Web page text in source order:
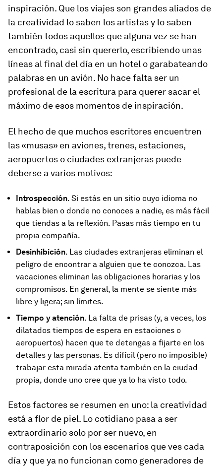
inspiración. Que los viajes son grandes aliados de
la creatividad lo saben los artistas y lo saben
también todos aquellos que alguna vez se han
encontrado, casi sin quererlo, escribiendo unas
líneas al final del día en un hotel o garabateando
palabras en un avión. No hace falta ser un
profesional de la escritura para querer sacar el
máximo de esos momentos de inspiración.
El hecho de que muchos escritores encuentren
las «musas» en aviones, trenes, estaciones,
aeropuertos o ciudades extranjeras puede
deberse a varios motivos:
Introspección. Si estás en un sitio cuyo idioma no
hablas bien o donde no conoces a nadie, es más fácil
que tiendas a la reflexión. Pasas más tiempo en tu
propia compañía.
Desinhibición. Las ciudades extranjeras eliminan el
peligro de encontrar a alguien que te conozca. Las
vacaciones eliminan las obligaciones horarias y los
compromisos. En general, la mente se siente más
libre y ligera; sin límites.
Tiempo y atención. La falta de prisas (y, a veces, los
dilatados tiempos de espera en estaciones o
aeropuertos) hacen que te detengas a fijarte en los
detalles y las personas. Es difícil (pero no imposible)
trabajar esta mirada atenta también en la ciudad
propia, donde uno cree que ya lo ha visto todo.
Estos factores se resumen en uno: la creatividad
está a flor de piel. Lo cotidiano pasa a ser
extraordinario solo por ser nuevo, en
contraposición con los escenarios que ves cada
día y que ya no funcionan como generadores de